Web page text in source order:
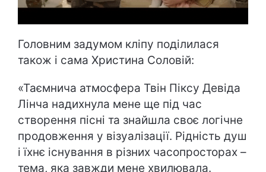
Головним задумом кліпу поділилася
також і сама Христина Соловій:
«Таємнича атмосфера Твін Піксу Девіда
Лінча надихнула мене ще під час
створення пісні та знайшла своє логічне
продовження у візуалізації. Рідність душ
і їхнє існування в різних часопросторах –
тема, яка завжди мене хвилювала.